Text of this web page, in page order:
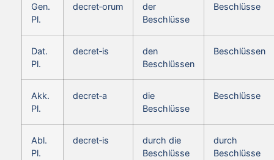
Gen.
Pl.
decret‑orum
der
Beschlüsse
Beschlüsse
Dat.
Pl.
decret‑is
den
Beschlüssen
Beschlüssen
Akk.
Pl.
decret‑a
die
Beschlüsse
Beschlüsse
Abl.
Pl.
decret‑is
durch die
Beschlüsse
durch
Beschlüsse